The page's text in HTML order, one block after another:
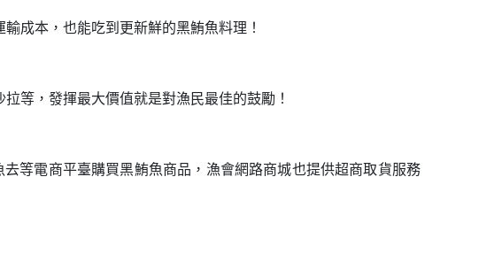
成本，也能吃到更新鮮的黑鮪魚料理！
等，發揮最大價值就是對漁民最佳的鼓勵！
等電商平臺購買黑鮪魚商品，漁會網路商城也提供超商取貨服務